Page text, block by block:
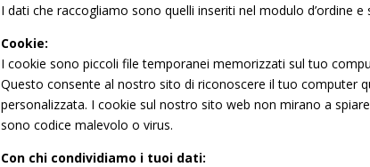
I dati che raccogliamo sono quelli inseriti nel modulo d’ordine
Cookie:
I cookie sono piccoli file temporanei memorizzati sul tuo
Questo consente al nostro sito di riconoscere il tuo computer
personalizzata. I cookie sul nostro sito web non mirano a
sono codice malevolo o virus.
Con chi condividiamo i tuoi dati: